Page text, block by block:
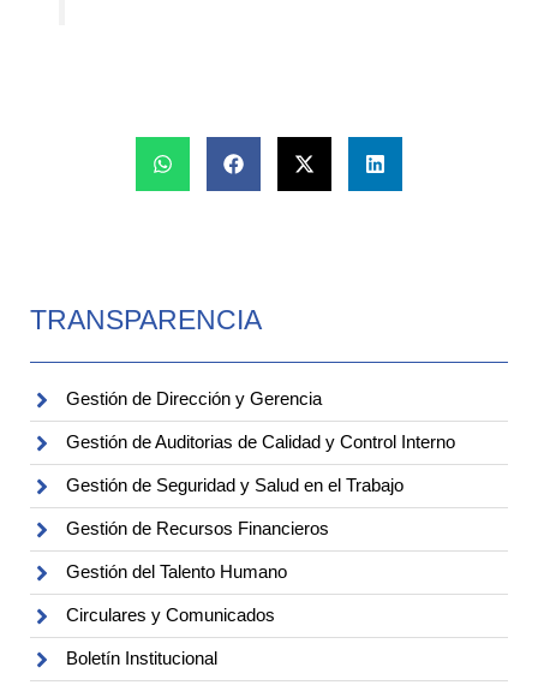
TRANSPARENCIA
Gestión de Dirección y Gerencia
Gestión de Auditorias de Calidad y Control Interno
Gestión de Seguridad y Salud en el Trabajo
Gestión de Recursos Financieros
Gestión del Talento Humano
Circulares y Comunicados
Boletín Institucional